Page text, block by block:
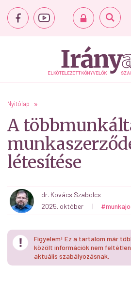
Nyitólap
A
létesítése
dr. Kovács Szabolcs
2025. október
|
Figyelem! Ez a tartalom már
közölt információk nem
aktuális szabályozásnak.